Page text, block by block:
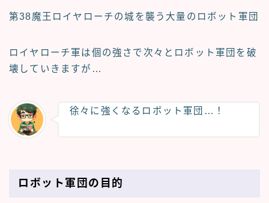
第38魔王ロイヤローチの城を襲う大量のロボット軍団
ロイヤローチ軍は個の強さで次々とロボット軍団を破
壊していきますが…
徐々に強くなるロボット軍団…！
ロボット軍団の目的